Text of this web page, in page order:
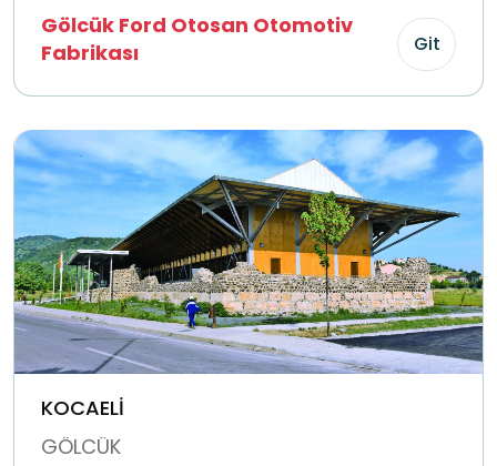
Gölcük Ford Otosan Otomotiv
Fabrikası
Git
KOCAELİ
GÖLCÜK